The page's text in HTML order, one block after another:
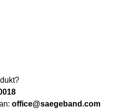
2562 x 6 x 0,65 mm, 6 ZpZ Menge
office@saegeband.com